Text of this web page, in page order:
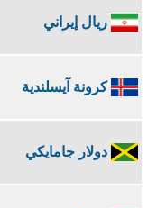
ريال إيراني
كرونة آيسلندية
دولار جامايكي